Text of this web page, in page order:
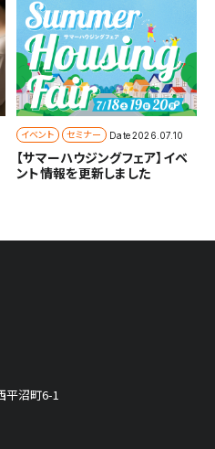
イベント セミナー Date2026.07.10
【サマーハウジングフェア】イベ
ント情報を更新しました
平沼町6-1